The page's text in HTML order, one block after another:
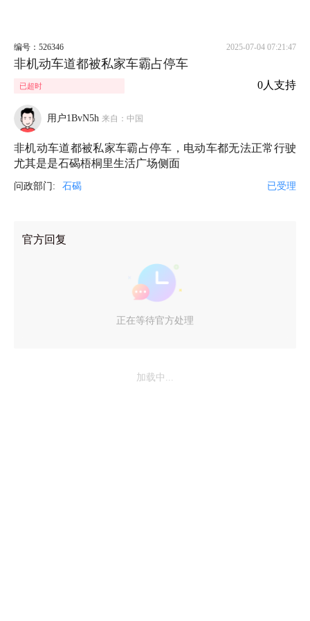
编号：526346 2025-07-04 07:21:47
非机动车道都被私家车霸占停车
已超时 0人支持
用户1BvN5h 来自：中国
非机动车道都被私家车霸占停车，电动车都无法正常行驶
尤其是是石碣梧桐里生活广场侧面
问政部门: 石碣 已受理
官方回复
正在等待官方处理
加载中...